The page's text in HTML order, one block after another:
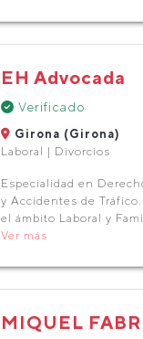
EH Advocada
Verificado
Girona (Girona)
Laboral | Divorcios
Especialidad en
y Accidentes de
el ámbito Laboral y
Ver más
MIQUEL